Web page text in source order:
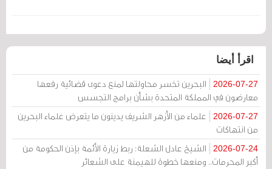
اقرأ أيضا
2026-07-27
البحرين تخسر محاولتها لمنع دعوى قضائية رفعها
معارضون في المملكة المتحدة بشأن برامج التجسس
2026-07-27
علماء من الأزهر الشريف يدينون ما يتعرض علماء البحرين
من انتهاكات
2026-07-24
الشيخ عادل الشعلة: ربط زيارة الأئمة بإذن الحكومة من
أكبر المحرمات.. ومنعها خطوة للهيمنة على الشعائر